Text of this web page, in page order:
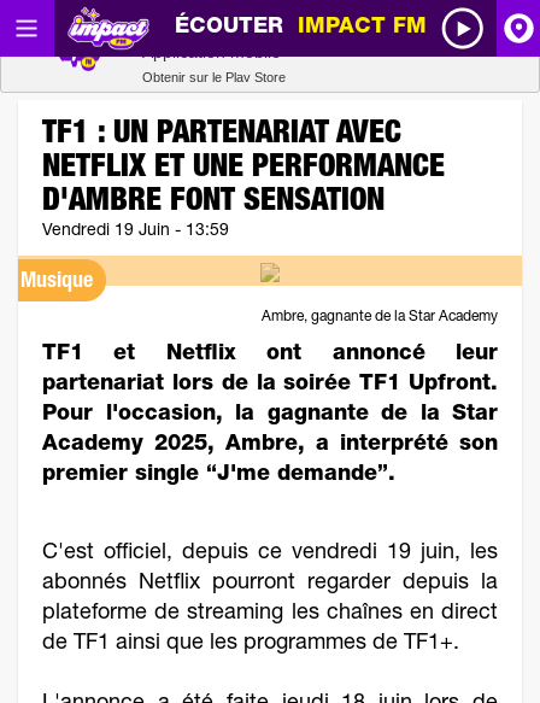
ÉCOUTER IMPACT FM
TF1 : UN PARTENARIAT AVEC
NETFLIX ET UNE PERFORMANCE
D'AMBRE FONT SENSATION
Vendredi 19 Juin - 13:59
Musique
Ambre, gagnante de la Star Academy
TF1 et Netflix ont annoncé leur
partenariat lors de la soirée TF1 Upfront.
Pour l'occasion, la gagnante de la Star
Academy 2025, Ambre, a interprété son
premier single “J'me demande”.
C'est officiel, depuis ce vendredi 19 juin, les
abonnés Netflix pourront regarder depuis la
plateforme de streaming les chaînes en direct
de TF1 ainsi que les programmes de TF1+.
Radio SCOOP
Obtenir sur le Play Store
Télécharger